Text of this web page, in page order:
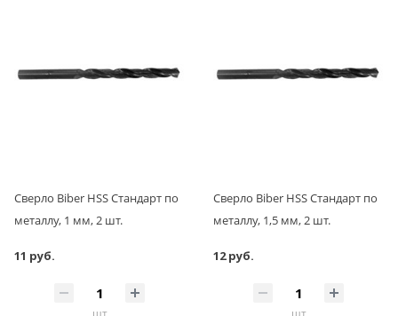
Сверло Biber HSS Стандарт по
металлу, 1 мм, 2 шт.
11 руб.
шт
Сверло Biber HSS Стандарт по
металлу, 1,5 мм, 2 шт.
12 руб.
шт